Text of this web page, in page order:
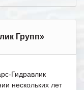
Групп»
Гидравлик
нескольких лет